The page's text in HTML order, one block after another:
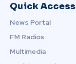
Quick Access
News Portal
FM Radios
Multimedia